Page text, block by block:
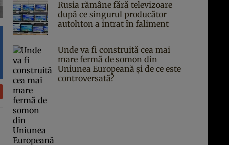
Rusia rămâne fără televizoare
după ce singurul producător
autohton a intrat în faliment
Unde va fi construită cea mai
mare fermă de somon din
Uniunea Europeană și de ce este
controversată?